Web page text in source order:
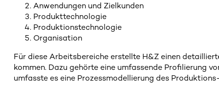
Anwendungen und Zielkunden
Produkttechnologie
Produktionstechnologie
Organisation
Für diese Arbeitsbereiche erstellte H&Z einen
kommen. Dazu gehörte eine umfassende Profilierung
umfasste es eine Prozessmodellierung des